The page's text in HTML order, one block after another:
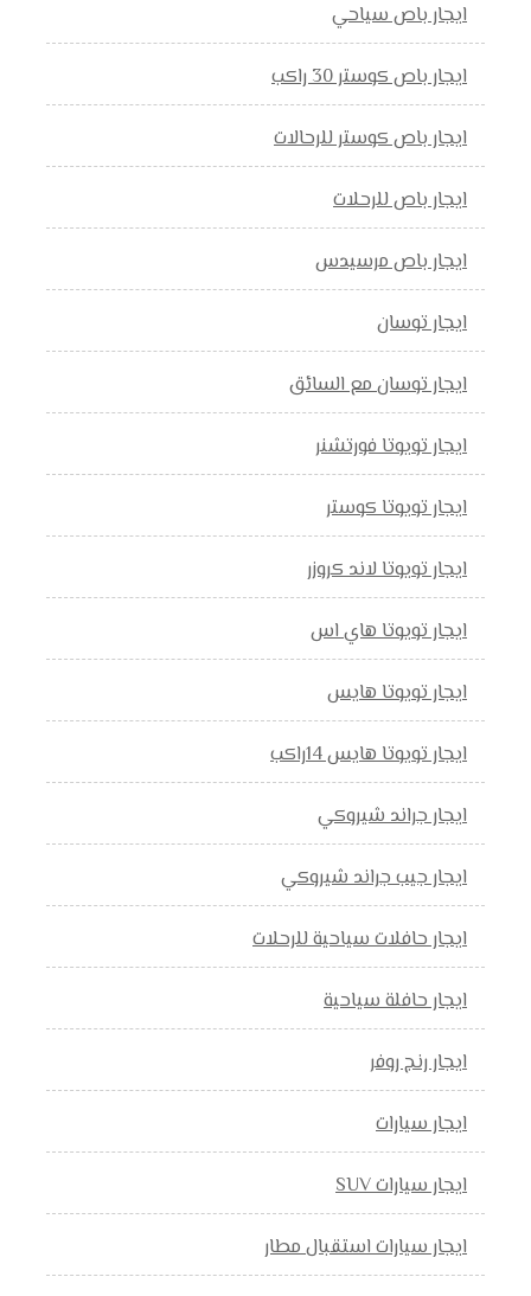
ايجار باص سياحي
ايجار باص كوستر 30 راكب
ايجار باص كوستر للرحالات
ايجار باص للرحلات
ايجار باص مرسيدس
ايجار توسان
ايجار توسان مع السائق
ايجار تويوتا فورتشنر
ايجار تويوتا كوستر
ايجار تويوتا لاند كروزر
ايجار تويوتا هاي اس
ايجار تويوتا هايس
ايجار تويوتا هايس 14راكب
ايجار جراند شيروكي
ايجار جيب جراند شيروكي
ايجار حافلات سياحية للرحلات
ايجار حافلة سياحية
ايجار رنج روفر
ايجار سيارات
ايجار سيارات SUV
ايجار سيارات استقبال مطار